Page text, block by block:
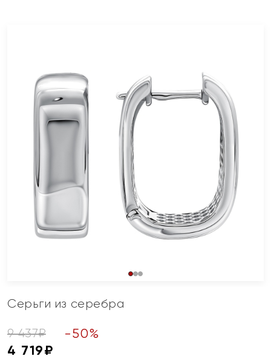
Серьги из серебра
9 437₽ -50%
4 719₽